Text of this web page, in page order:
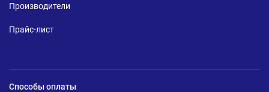
Производители
Прайс-лист
Способы оплаты